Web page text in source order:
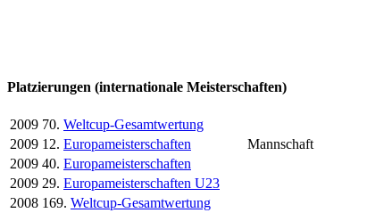
Platzierungen (internationale Meisterschaften)
2009 70. Weltcup-Gesamtwertung
2009 12. Europameisterschaften
Mannschaft
2009 40. Europameisterschaften
2009 29. Europameisterschaften U23
2008 169. Weltcup-Gesamtwertung